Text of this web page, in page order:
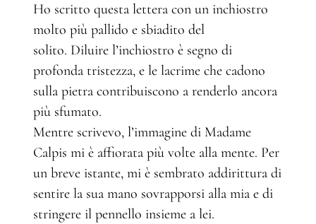
Ho scritto questa lettera con un inchiostro
molto più pallido e sbiadito del
solito. Diluire l’inchiostro è segno di
profonda tristezza, e le lacrime che cadono
sulla pietra contribuiscono a renderlo ancora
più sfumato.
Mentre scrivevo, l’immagine di Madame
Calpis mi è affiorata più volte alla mente. Per
un breve istante, mi è sembrato addirittura di
sentire la sua mano sovrapporsi alla mia e di
stringere il pennello insieme a lei.